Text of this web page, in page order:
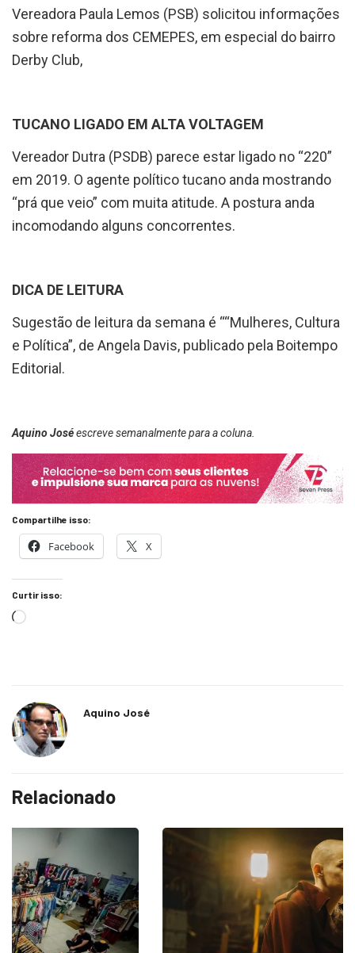
Vereadora Paula Lemos (PSB) solicitou informações
sobre reforma dos CEMEPES, em especial do bairro
Derby Club,
TUCANO LIGADO EM ALTA VOLTAGEM
Vereador Dutra (PSDB) parece estar ligado no “220”
em 2019. O agente político tucano anda mostrando
“prá que veio” com muita atitude. A postura anda
incomodando alguns concorrentes.
DICA DE LEITURA
Sugestão de leitura da semana é ““Mulheres, Cultura
e Política”, de Angela Davis, publicado pela Boitempo
Editorial.
Aquino Joséescreve semanalmente para a coluna.
Compartilhe isso:
Facebook X
Curtir isso:
Aquino José
Relacionado